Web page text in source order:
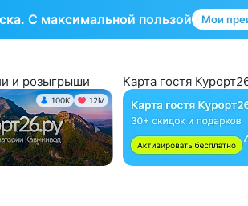
С максимальной пользой Мои
и розыгрыши
100K 12М
Карта гостя